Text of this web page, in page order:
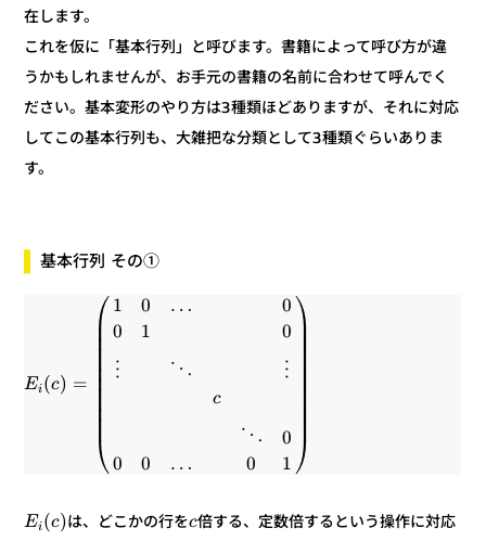
在します。
これを仮に「基本行列」と呼びます。書籍によって呼び方が違
うかもしれませんが、お手元の書籍の名前に合わせて呼んでく
ださい。基本変形のやり方は3種類ほどありますが、それに対応
してこの基本行列も、大雑把な分類として3種類ぐらいありま
す。
基本行列 その①
Ei(c) =
⎛
⎝
⎜⎜⎜⎜⎜⎜⎜⎜⎜⎜
⎜
1
0
⋮
0
0
1
0
…
⋱
…
c
⋱
0
0
0
⋮
0
1
⎞
⎠
⎟⎟⎟⎟⎟⎟⎟⎟⎟⎟
⎟
Ei(c)は、どこかの行をc倍する、定数倍するという操作に対応